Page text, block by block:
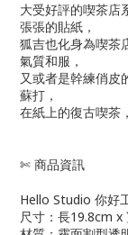
大受好評的喫茶店
張張的貼紙，
狐吉也化身為喫茶
氣質和服，
又或者是幹練俏皮
蘇打，
在紙上的復古喫茶
✄ 商品資訊
Hello Studio 你好
尺寸：長19.8cm x